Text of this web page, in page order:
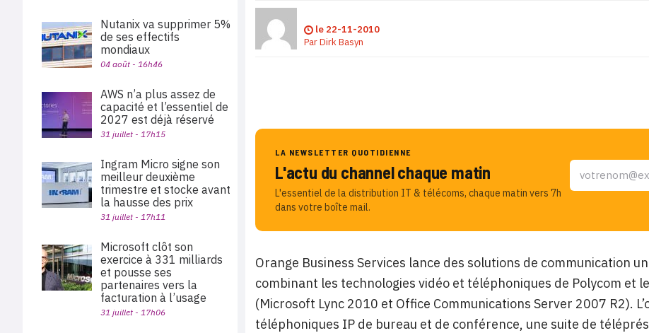
le 22-11-2010
ParDirk Basyn
LA NEWSLETTER QUOTIDIENNE
L'actu du channel chaque matin
L'essentiel de la distribution IT & télécoms, chaque matin vers 7h
dans votre boîte mail.
Orange Business Services lance des solutions de communication
combinant les technologies vidéo et téléphoniques de Polycom et
(Microsoft Lync 2010 et Office Communications Server 2007 R2).
téléphoniques IP de bureau et de conférence, une suite de
Nutanix va supprimer 5%
de ses effectifs
mondiaux
04 août - 16h46
AWS n’a plus assez de
capacité et l’essentiel de
2027 est déjà réservé
31 juillet - 17h15
Ingram Micro signe son
meilleur deuxième
trimestre et stocke avant
la hausse des prix
31 juillet - 17h11
Microsoft clôt son
exercice à 331 milliards
et pousse ses
partenaires vers la
facturation à l’usage
31 juillet - 17h06